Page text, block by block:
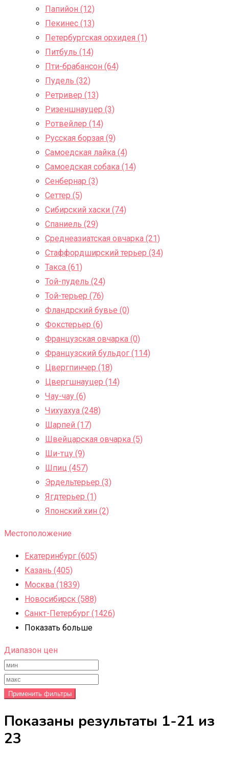
Папийон (12)
Пекинес (13)
Петербургская орхидея (1)
Питбуль (14)
Пти-брабансон (64)
Пудель (32)
Ретривер (13)
Ризеншнауцер (3)
Ротвейлер (14)
Русская борзая (9)
Самоедская лайка (4)
Самоедская собака (14)
Сенбернар (3)
Сеттер (5)
Сибирский хаски (74)
Спаниель (29)
Среднеазиатская овчарка (21)
Стаффордширский терьер (34)
Такса (61)
Той-пудель (24)
Той-терьер (76)
Фландрский бувье (0)
Фокстерьер (6)
Французская овчарка (0)
Французский бульдог (114)
Цвергпинчер (18)
Цвергшнауцер (14)
Чау-чау (6)
Чихуахуа (248)
Шарпей (17)
Швейцарская овчарка (5)
Ши-тцу (9)
Шпиц (457)
Эрдельтерьер (3)
Ягдтерьер (1)
Японский хин (2)
Местоположение
Екатеринбург (605)
Казань (405)
Москва (1839)
Новосибирск (588)
Санкт-Петербург (1426)
Показать больше
Диапазон цен
Применить фильтры
Показаны результаты 1-21 из
23